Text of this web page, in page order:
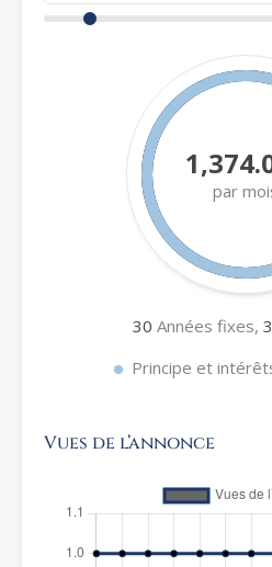
par
30 Années fixes,
Principe et
Vues de l’annonce